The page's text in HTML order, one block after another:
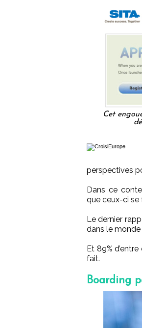
Cet
perspectives
Dans ce
que ceux-ci se
Le dernier
dans le
Et 89%
fait.
Boarding